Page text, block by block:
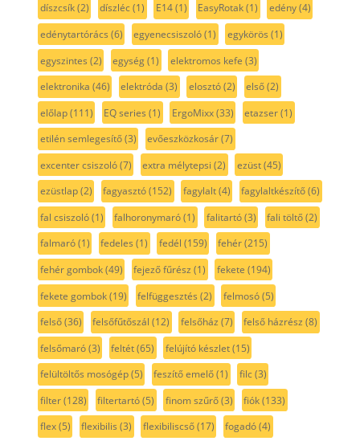
díszcsík(2) díszléc(1) E14(1) EasyRotak(1) edény(4)
edénytartórács (6) egyenecsiszoló(1) egykörös (1)
egyszintes (2) egység(1) elektromos kefe (3)
elektronika (46) elektróda (3) elosztó(2) első(2)
előlap(111) EQ series (1) ErgoMixx(33) etazser(1)
etilén semlegesítő(3) evőeszközkosár(7)
excenter csiszoló(7) extra mélytepsi (2) ezüst(45)
ezüstlap(2) fagyasztó(152) fagylalt(4) fagylaltkészítő(6)
fal csiszoló(1) falhoronymaró(1) falitartó(3) fali töltő(2)
falmaró(1) fedeles (1) fedél (159) fehér(215)
fehér gombok(49) fejező fűrész (1) fekete (194)
fekete gombok(19) felfüggesztés (2) felmosó(5)
felső(36) felsőfűtőszál (12) felsőház (7) felső házrész (8)
felsőmaró(3) feltét(65) felújító készlet(15)
felültöltős mosógép(5) feszítő emelő(1) filc(3)
filter(128) filtertartó(5) finom szűrő(3) fiók(133)
flex(5) flexibilis (3) flexibiliscső(17) fogadó(4)